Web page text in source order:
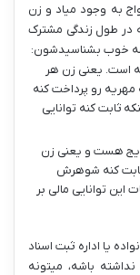
به وجود میاد و زن
در طول زندگی مشترک
خوب بشناسیدشون:
است. یعنی زن هر
رو پرداخت کنه
ثابت کنه توانایی
هست و یعنی زن
ثابت کنه شوهرش
این توانایی مالی بر
یا اداره ثبت اسناد
باشه، میتونه